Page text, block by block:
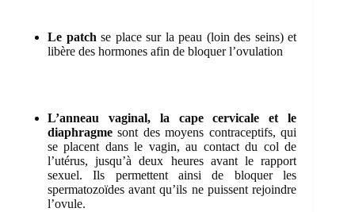
Le patch se place sur la peau (loin des seins) et
libère des hormones afin de bloquer l’ovulation
L’anneau vaginal, la cape cervicale et le
diaphragme sont des moyens contraceptifs, qui
se placent dans le vagin, au contact du col de
l’utérus, jusqu’à deux heures avant le rapport
sexuel. Ils permettent ainsi de bloquer les
spermatozoïdes avant qu’ils ne puissent rejoindre
l’ovule.